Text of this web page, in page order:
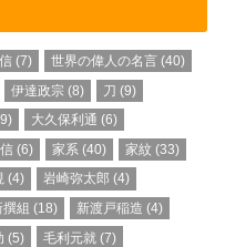
(7) 世界の偉人の名言 (40)
伊達政宗 (8) 刀 (9)
大久保利通 (6)
(6) 家系(40) 家紋 (33)
(4) 岩崎弥太郎 (4)
撰組 (18) 新渡戸稲造 (4)
(5) 毛利元就 (7)